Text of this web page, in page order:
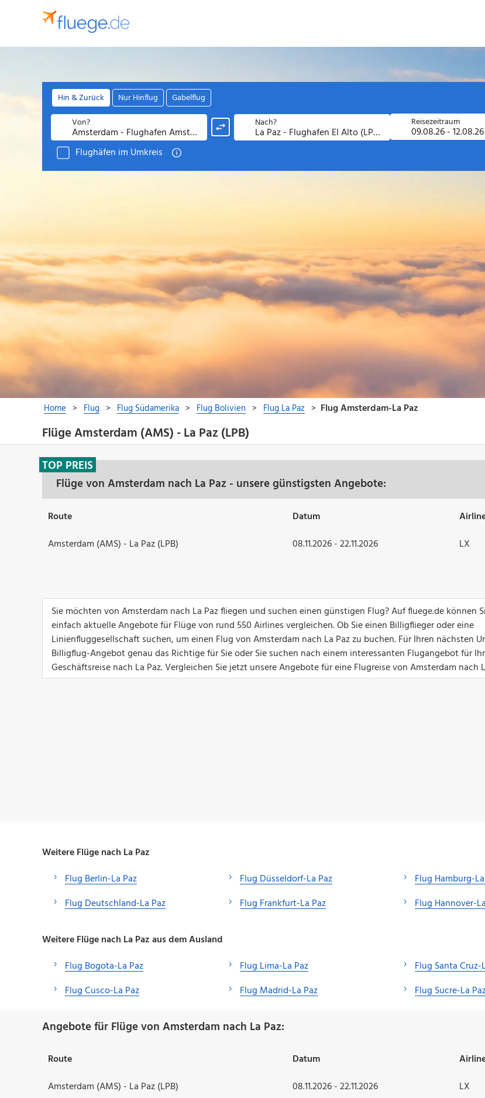
Flüge Amsterdam (AMS) - La Paz (LPB)
Flüge von Amsterdam nach La Paz - unsere günstigsten Angebote:
TOP PREIS
Route Datum
Amsterdam (AMS) - La Paz (LPB)
08.11.2026 - 22.11.2026 LX
Sie möchten von Amsterdam nach La Paz fliegen und suchen einen günstigen Flug? Auf fluege.de können
einfach aktuelle Angebote für Flüge von rund 550 Airlines vergleichen. Ob Sie einen Billigflieger oder eine
Linienfluggesellschaft suchen, um einen Flug von Amsterdam nach La Paz zu buchen. Für Ihren nächsten
Billigflug-Angebot genau das Richtige für Sie oder Sie suchen nach einem interessanten Flugangebot für
Geschäftsreise nach La Paz. Vergleichen Sie jetzt unsere Angebote für eine Flugreise von Amsterdam nach
Weitere Flüge nach La Paz
Flug Berlin-La Paz
Flug Deutschland-La Paz
Flug Düsseldorf-La Paz
Flug Frankfurt-La Paz
Flug Hamburg-
Flug Hannover-
Weitere Flüge nach La Paz aus dem Ausland
Flug Bogota-La Paz
Flug Cusco-La Paz
Flug Lima-La Paz
Flug Madrid-La Paz
Flug Santa Cruz-
Flug Sucre-La
Angebote für Flüge von Amsterdam nach La Paz:
Route Datum
Amsterdam (AMS) - La Paz (LPB)
08.11.2026 - 22.11.2026 LX